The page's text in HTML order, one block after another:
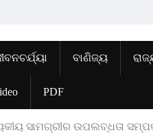
ବାଣିଜ୍ୟ
PDF
ସାମଗ୍ରୀର ଉପଲବ୍ଧତା